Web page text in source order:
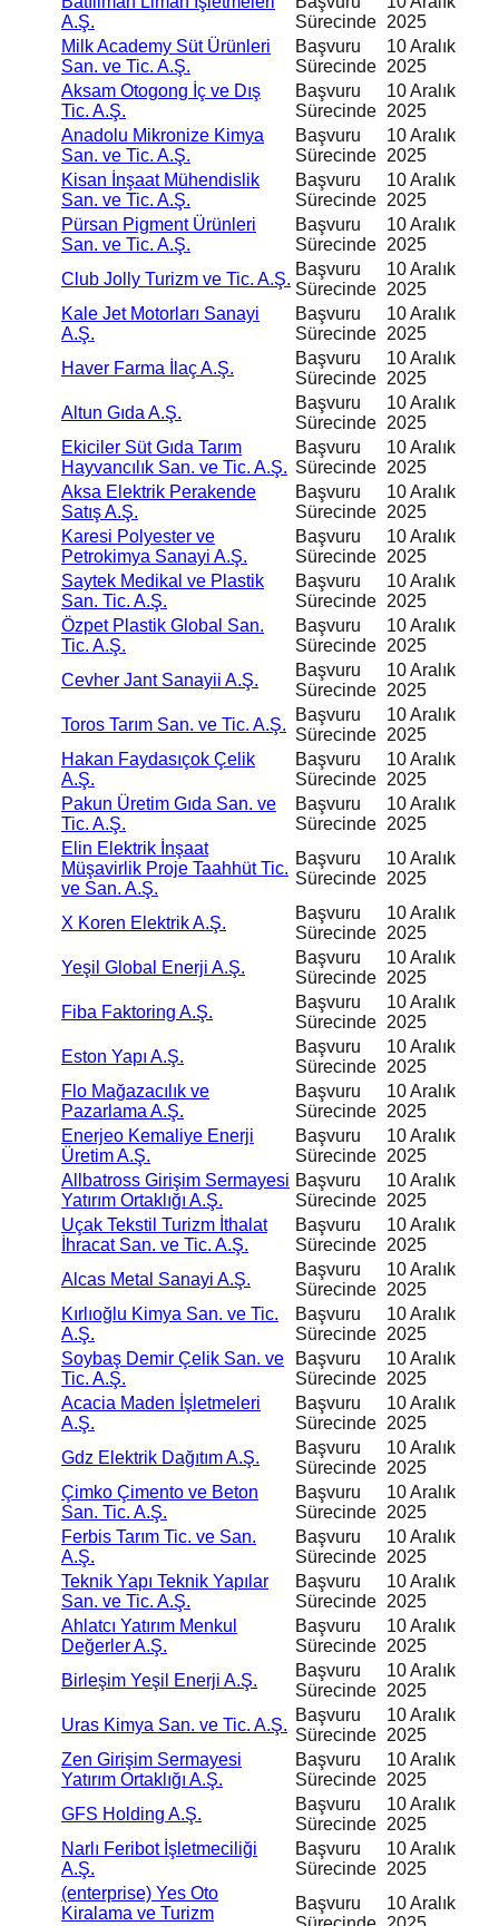
A.Ş.
Sürecinde 2025
Milk Academy Süt Ürünleri
San. ve Tic. A.Ş.
Başvuru
Sürecinde
10 Aralık
2025
Aksam Otogong İç ve Dış
Tic. A.Ş.
Başvuru
Sürecinde
10 Aralık
2025
Anadolu Mikronize Kimya
San. ve Tic. A.Ş.
Başvuru
Sürecinde
10 Aralık
2025
Kisan İnşaat Mühendislik
San. ve Tic. A.Ş.
Başvuru
Sürecinde
10 Aralık
2025
Pürsan Pigment Ürünleri
San. ve Tic. A.Ş.
Başvuru
Sürecinde
10 Aralık
2025
Club Jolly Turizm ve Tic. A.Ş.
Başvuru
Sürecinde
10 Aralık
2025
Kale Jet Motorları Sanayi
A.Ş.
Başvuru
Sürecinde
10 Aralık
2025
Haver Farma İlaç A.Ş.
Başvuru
Sürecinde
10 Aralık
2025
Altun Gıda A.Ş.
Başvuru
Sürecinde
10 Aralık
2025
Ekiciler Süt Gıda Tarım
Hayvancılık San. ve Tic. A.Ş.
Başvuru
Sürecinde
10 Aralık
2025
Aksa Elektrik Perakende
Satış A.Ş.
Başvuru
Sürecinde
10 Aralık
2025
Karesi Polyester ve
Petrokimya Sanayi A.Ş.
Başvuru
Sürecinde
10 Aralık
2025
Saytek Medikal ve Plastik
San. Tic. A.Ş.
Başvuru
Sürecinde
10 Aralık
2025
Özpet Plastik Global San.
Tic. A.Ş.
Başvuru
Sürecinde
10 Aralık
2025
Cevher Jant Sanayii A.Ş.
Başvuru
Sürecinde
10 Aralık
2025
Toros Tarım San. ve Tic. A.Ş.
Başvuru
Sürecinde
10 Aralık
2025
Hakan Faydasıçok Çelik
A.Ş.
Başvuru
Sürecinde
10 Aralık
2025
Pakun Üretim Gıda San. ve
Tic. A.Ş.
Başvuru
Sürecinde
10 Aralık
2025
Elin Elektrik İnşaat
Müşavirlik Proje Taahhüt Tic.
ve San. A.Ş.
Başvuru
Sürecinde
10 Aralık
2025
X Koren Elektrik A.Ş.
Başvuru
Sürecinde
10 Aralık
2025
Yeşil Global Enerji A.Ş.
Başvuru
Sürecinde
10 Aralık
2025
Fiba Faktoring A.Ş.
Başvuru
Sürecinde
10 Aralık
2025
Eston Yapı A.Ş.
Başvuru
Sürecinde
10 Aralık
2025
Flo Mağazacılık ve
Pazarlama A.Ş.
Başvuru
Sürecinde
10 Aralık
2025
Enerjeo Kemaliye Enerji
Üretim A.Ş.
Başvuru
Sürecinde
10 Aralık
2025
Allbatross Girişim Sermayesi
Yatırım Ortaklığı A.Ş.
Başvuru
Sürecinde
10 Aralık
2025
Uçak Tekstil Turizm İthalat
İhracat San. ve Tic. A.Ş.
Başvuru
Sürecinde
10 Aralık
2025
Alcas Metal Sanayi A.Ş.
Başvuru
Sürecinde
10 Aralık
2025
Kırlıoğlu Kimya San. ve Tic.
A.Ş.
Başvuru
Sürecinde
10 Aralık
2025
Soybaş Demir Çelik San. ve
Tic. A.Ş.
Başvuru
Sürecinde
10 Aralık
2025
Acacia Maden İşletmeleri
A.Ş.
Başvuru
Sürecinde
10 Aralık
2025
Gdz Elektrik Dağıtım A.Ş.
Başvuru
Sürecinde
10 Aralık
2025
Çimko Çimento ve Beton
San. Tic. A.Ş.
Başvuru
Sürecinde
10 Aralık
2025
Ferbis Tarım Tic. ve San.
A.Ş.
Başvuru
Sürecinde
10 Aralık
2025
Teknik Yapı Teknik Yapılar
San. ve Tic. A.Ş.
Başvuru
Sürecinde
10 Aralık
2025
Ahlatcı Yatırım Menkul
Değerler A.Ş.
Başvuru
Sürecinde
10 Aralık
2025
Birleşim Yeşil Enerji A.Ş.
Başvuru
Sürecinde
10 Aralık
2025
Uras Kimya San. ve Tic. A.Ş.
Başvuru
Sürecinde
10 Aralık
2025
Zen Girişim Sermayesi
Yatırım Ortaklığı A.Ş.
Başvuru
Sürecinde
10 Aralık
2025
GFS Holding A.Ş.
Başvuru
Sürecinde
10 Aralık
2025
Narlı Feribot İşletmeciliği
A.Ş.
Başvuru
Sürecinde
10 Aralık
2025
(enterprise) Yes Oto
Kiralama ve Turizm
Başvuru
10 Aralık